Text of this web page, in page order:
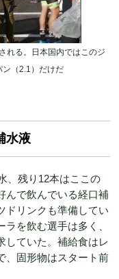
れる。日本国内ではこのジ
ン（2.1）だけだ
水液
、残り12本はここの
んで飲んでいる経口補
ドリンクも準備してい
を飲む選手は多く、
していた。補給食はレ
、固形物はスタート前